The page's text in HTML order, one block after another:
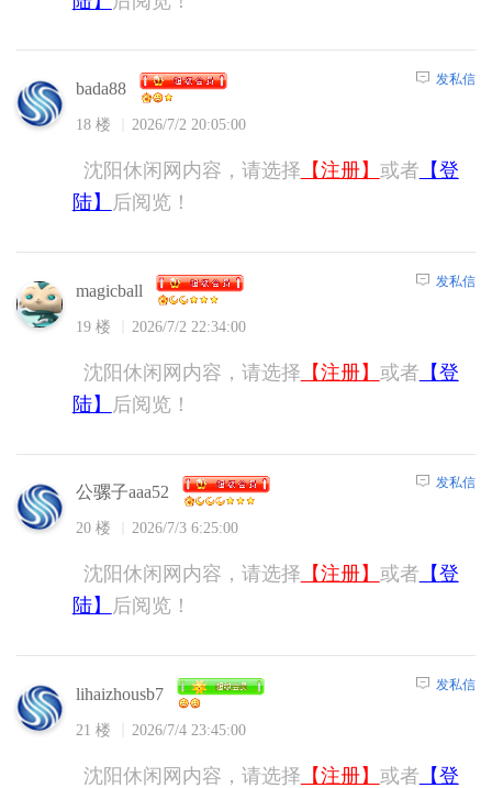
bada88
18 楼 2026/7/2 20:05:00
发私信
沈阳休闲网内容，请选择 【注册】 或者 【登
陆】
后阅览！
magicball
19 楼 2026/7/2 22:34:00
发私信
沈阳休闲网内容，请选择 【注册】 或者 【登
陆】
后阅览！
公骡子aaa52
20 楼 2026/7/3 6:25:00
发私信
沈阳休闲网内容，请选择 【注册】 或者 【登
陆】
后阅览！
lihaizhousb7
21 楼 2026/7/4 23:45:00
发私信
沈阳休闲网内容，请选择 【注册】 或者 【登